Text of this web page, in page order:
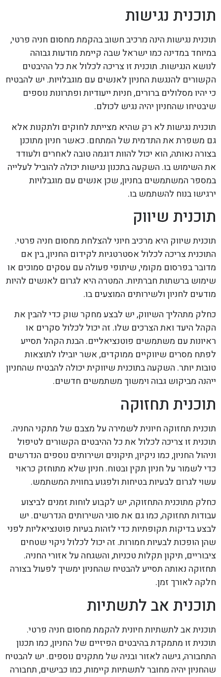
תוכנית נגישות
תוכנית נגישות הינה מרכיב חשוב בהקמת מחסום חניה פרטי,
במיוחד במדינה כמו ישראל שבה קיימת מודעות גבוהה
לנושא הנגישות. תוכנית זו צריכה לכלול את כל ההיבטים
הקשורים להנגשת החניון לאנשים עם מוגבלויות. יש להבטיח
כי יהיו מסלולים ברורים, חניות ייעודיות ופתרונות נוספים
שיבטיחו שהחניון יהיה נגיש לכולם.
תוכנית נגישות לא רק שהיא מצייתת לחוקים ולתקנות אלא
גם משפרת את התדמית של המתחם. כאשר חניון מתוכנן
בצורה נאותה, הוא יכול להוות דוגמה טובה לאחרים ולעודד
את השימוש בו. השקעה בתכנון נגישות יכולה להוביל לעלייה
במספר המשתמשים בחניון, שכן אנשים עם מוגבלויות
ירגישו בנוח להשתמש בו.
תוכנית שיווק
תוכנית שיווק היא מרכיב חיוני להצלחת מחסום חניה פרטי.
התוכנית צריכה לכלול אסטרטגיות לקידום החניון, בין אם
מדובר בפרסום מקומי, שיתופי פעולה עם עסקים סמוכים או
שימוש ברשתות חברתיות. המטרה היא לגרום לאנשים להיות
מודעים לחניון ולשירותים המוצעים בו.
כחלק מתהליך השיווק, יש לבצע מחקר שוק כדי להבין את
הקהל היעד ואת הצרכים שלו. זה יכול לכלול סקרים או
ראיונות עם משתמשים פוטנציאליים. הבנת הקהל תסייע
לפתח מסרים שיווקיים ממוקדים, אשר יובילו לתוצאות
טובות יותר. השקעה בתוכנית שיווקית יכולה להבטיח שהחניון
ייהנה מביקוש גבוה וימשוך משתמשים חדשים.
תוכנית תחזוקה
תוכנית תחזוקה חיונית לשמירה על מצבם של מתקני החניה.
תוכנית זו צריכה לכלול את כל ההיבטים הקשורים לטיפול
וניהול החניון, כמו ניקיון, תיקונים ושירותים נוספים הנדרשים
כדי לשמור על חניון תקין ובטוח. חניון שלא מתוחזק כראוי
עשוי לגרום לבעיות בטיחות ולפגוע בחווית המשתמש.
כחלק מתוכנית התחזוקה, יש לקבוע לוחות זמנים לביצוע
עבודות תחזוקה, כמו גם את סוגי השירותים הנדרשים. יש
לבצע בדיקות תקופתיות כדי לזהות בעיות פוטנציאליות לפני
שהן הופכות לבעיות חמורות. זה יכול לכלול ניקוי שטחים
ציבוריים, תיקון תקלות טכניות, והשגחה על אזורי החניה.
תחזוקה נאותה תסייע להבטיח שהחניון ימשיך לפעול בצורה
חלקה לאורך זמן.
תוכנית אב לתשתיות
תוכנית אב לתשתיות חיונית להקמת מחסום חניה פרטי.
תוכנית זו מתמקדת בהיבטים הפיזיים של החניון, כמו תכנון
התחבורה, גישה לאזור ובניה של מתקנים נוספים. יש להבטיח
שהחניון יהיה מחובר לתשתיות קיימות, כמו כבישים, תחבורה